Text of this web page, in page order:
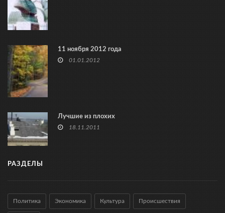
11 ноября 2012 года
01.01.2012
Лучшие из плохих
18.11.2011
РАЗДЕЛЫ
Политика Экономика Культура Происшествия